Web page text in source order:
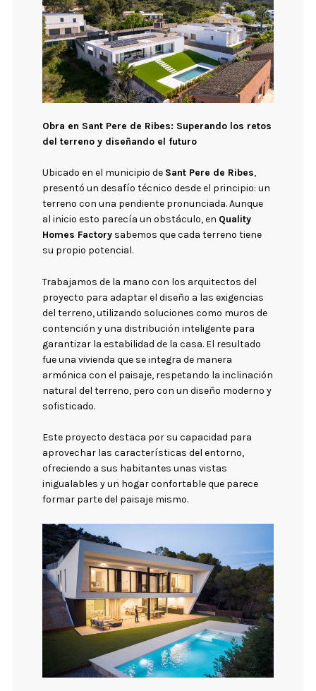
Obra en Sant Pere de Ribes: Superando los retos
del terreno y diseñando el futuro
Ubicado en el municipio de Sant Pere de Ribes,
presentó un desafío técnico desde el principio: un
terreno con una pendiente pronunciada. Aunque
al inicio esto parecía un obstáculo, en Quality
Homes Factory sabemos que cada terreno tiene
su propio potencial.
Trabajamos de la mano con los arquitectos del
proyecto para adaptar el diseño a las exigencias
del terreno, utilizando soluciones como muros de
contención y una distribución inteligente para
garantizar la estabilidad de la casa. El resultado
fue una vivienda que se integra de manera
armónica con el paisaje, respetando la inclinación
natural del terreno, pero con un diseño moderno y
sofisticado.
Este proyecto destaca por su capacidad para
aprovechar las características del entorno,
ofreciendo a sus habitantes unas vistas
inigualables y un hogar confortable que parece
formar parte del paisaje mismo.